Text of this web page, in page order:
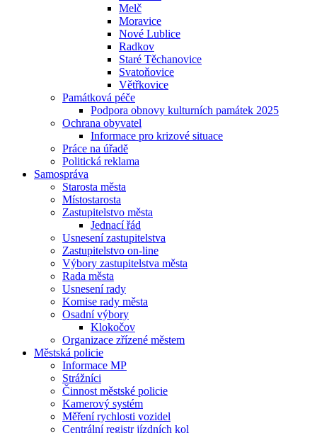
Melč
Moravice
Nové Lublice
Radkov
Staré Těchanovice
Svatoňovice
Větřkovice
Památková péče
Podpora obnovy kulturních památek 2025
Ochrana obyvatel
Informace pro krizové situace
Práce na úřadě
Politická reklama
Samospráva
Starosta města
Místostarosta
Zastupitelstvo města
Jednací řád
Usnesení zastupitelstva
Zastupitelstvo on-line
Výbory zastupitelstva města
Rada města
Usnesení rady
Komise rady města
Osadní výbory
Klokočov
Organizace zřízené městem
Městská policie
Informace MP
Strážníci
Činnost městské policie
Kamerový systém
Měření rychlosti vozidel
Centrální registr jízdních kol